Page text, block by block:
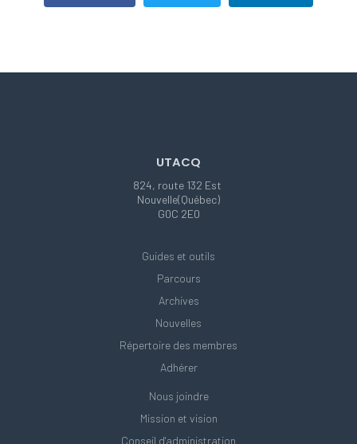
UTACQ
824, route 132 Est
Nouvelle(Québec)
G0C 2E0
Guides et outils
Parcours
Archives
Nouvelles
Répertoire des membres
Adhérer
Nous joindre
Mission et vision
Conseil d'administration